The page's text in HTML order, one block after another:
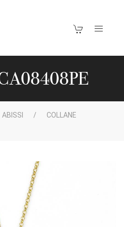
ABISSI
COLLANE